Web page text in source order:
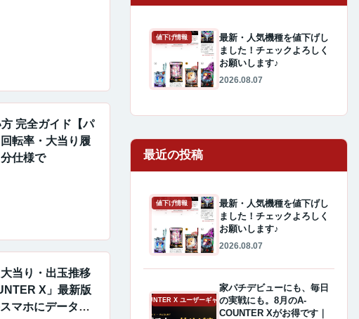
完全ガイド【パ
転率・大当り履
仕様で
当り・出玉推移
X」最新版
マホにデータが
値下げ情報
最新・人気機種を値下げし
ました！チェックよろしく
お願いします♪
2026.08.07
最近の投稿
値下げ情報
最新・人気機種を値下げし
ました！チェックよろしく
お願いします♪
2026.08.07
A-COUNTER X ユーザーギャラリー
家パチデビューにも、毎日
の実戦にも。8月のA-
COUNTER Xがお得です｜